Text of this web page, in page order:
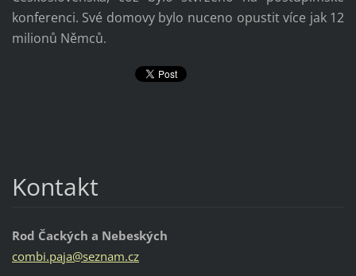
konferenci. Své domovy bylo nuceno opustit více jak 12
milionů Němců.
Kontakt
Rod Čackých a Nebeských
combi.paja@seznam.cz